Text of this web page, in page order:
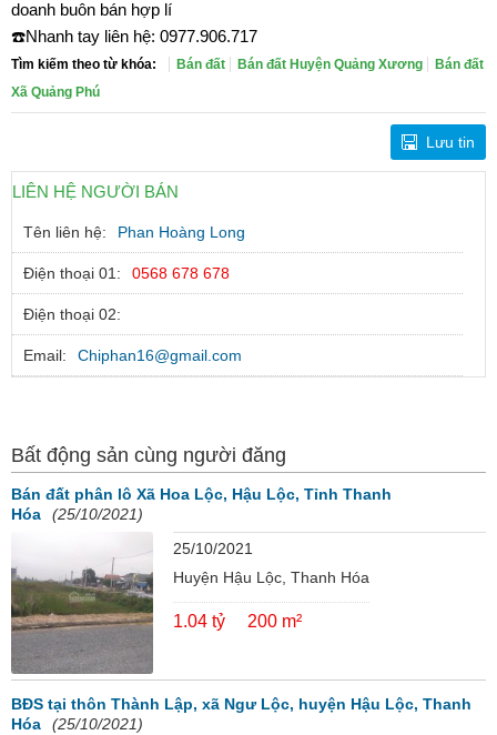
doanh buôn bán hợp lí
☎️Nhanh tay liên hệ: 0977.906.717
Tìm kiếm theo từ khóa: Bán đất Bán đất Huyện Quảng Xương
Bán đất
Xã Quảng Phú
Lưu tin
LIÊN HỆ NGƯỜI BÁN
Tên liên hệ: Phan Hoàng Long
Điện thoại 01: 0568 678 678
Điện thoại 02:
Email: Chiphan16@gmail.com
Bất động sản cùng người đăng
Bán đất phân lô Xã Hoa Lộc, Hậu Lộc, Tỉnh Thanh
Hóa
(25/10/2021)
25/10/2021
Huyện Hậu Lộc, Thanh Hóa
1.04 tỷ 200 m²
BĐS tại thôn Thành Lập, xã Ngư Lộc, huyện Hậu Lộc, Thanh
Hóa
(25/10/2021)